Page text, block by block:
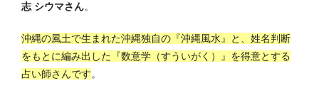
志 シウマさん。
沖縄の風土で生まれた沖縄独自の『沖縄風水』と、姓名判断
をもとに編み出した『数意学（すういがく）』を得意とする
占い師さんです。